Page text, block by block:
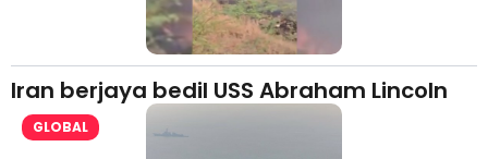
Iran berjaya bedil USS Abraham Lincoln
GLOBAL